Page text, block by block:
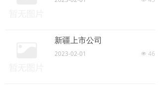
新疆上市公司
넶 46
2023-02-01